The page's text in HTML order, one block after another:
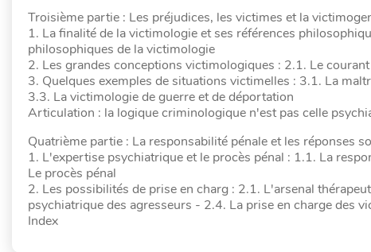
Troisième partie : Les préjudices, les victimes et la
1. La finalité de la victimologie et ses références
philosophiques de la victimologie
2. Les grandes conceptions victimologiques : 2.1. Le
3. Quelques exemples de situations victimelles : 3.1. La
3.3. La victimologie de guerre et de déportation
Articulation : la logique criminologique n'est pas celle
Quatrième partie : La responsabilité pénale et les réponses
1. L'expertise psychiatrique et le procès pénal : 1.1. La
Le procès pénal
2. Les possibilités de prise en charg : 2.1. L'arsenal
psychiatrique des agresseurs - 2.4. La prise en charge des
Index